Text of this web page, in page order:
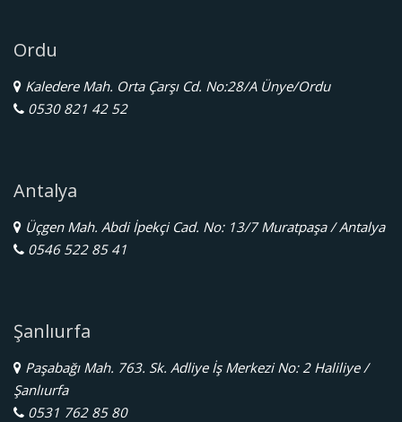
Ordu
Kaledere Mah. Orta Çarşı Cd. No:28/A Ünye/Ordu
0530 821 42 52
Antalya
Üçgen Mah. Abdi İpekçi Cad. No: 13/7 Muratpaşa / Antalya
0546 522 85 41
Şanlıurfa
Paşabağı Mah. 763. Sk. Adliye İş Merkezi No: 2 Haliliye /
Şanlıurfa
0531 762 85 80